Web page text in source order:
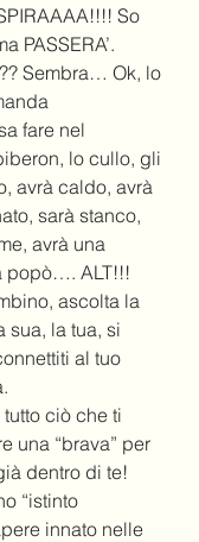
So
PASSERA’.
Sembra… Ok, lo
fare nel
lo cullo, gli
avrà caldo, avrà
sarà stanco,
avrà una
popò…. ALT!!!
ascolta la
sua, la tua, si
al tuo
ciò che ti
una “brava” per
dentro di te!
“istinto
innato nelle